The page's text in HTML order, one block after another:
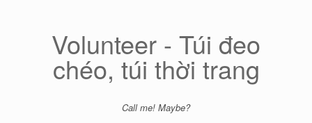
Volunteer - Túi đeo
chéo, túi thời trang
Call me! Maybe?